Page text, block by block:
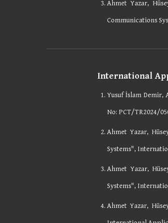
Ahmet Yazar,
Communications
International
Yusuf İslam Demir,
No: PCT/TR2024/
Ahmet Yazar,
Systems",
Ahmet Yazar,
Systems",
Ahmet Yazar,